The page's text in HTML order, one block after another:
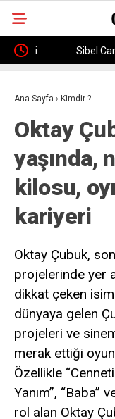
Sibel Can 56
Ana Sayfa › Kimdir ?
Oktay
yaşında,
kilosu,
kariyeri
Oktay Çubuk,
projelerinde yer
dikkat çeken
dünyaya gelen
projeleri ve
merak ettiği
Özellikle
Yanım”, “Baba”
rol alan Oktay